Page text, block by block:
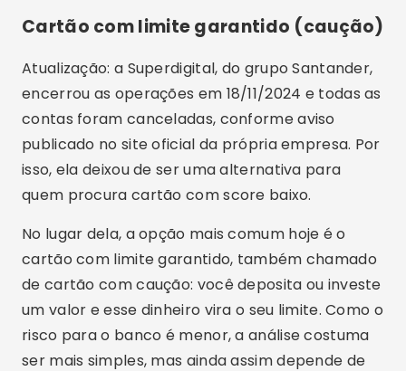
Cartão com limite garantido (caução)
Atualização: a Superdigital, do grupo Santander,
encerrou as operações em 18/11/2024 e todas as
contas foram canceladas, conforme aviso
publicado no site oficial da própria empresa. Por
isso, ela deixou de ser uma alternativa para
quem procura cartão com score baixo.
No lugar dela, a opção mais comum hoje é o
cartão com limite garantido, também chamado
de cartão com caução: você deposita ou investe
um valor e esse dinheiro vira o seu limite. Como o
risco para o banco é menor, a análise costuma
ser mais simples, mas ainda assim depende de